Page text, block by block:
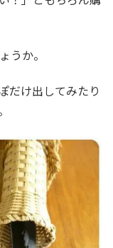
うか。
だけ出してみたり